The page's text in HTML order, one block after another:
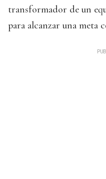
transformador de un
para alcanzar una meta